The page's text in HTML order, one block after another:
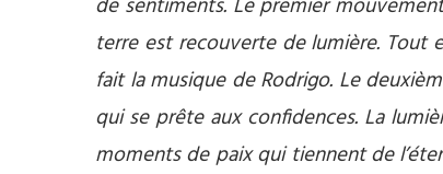
terre est recouverte de lumière.
fait la musique de Rodrigo. Le
qui se prête aux confidences. La
moments de paix qui tiennent de